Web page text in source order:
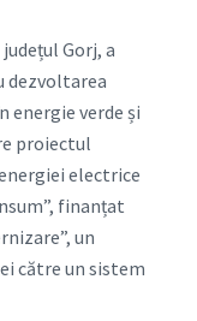
Gorj, a
dezvoltarea
energie verde și
proiectul
electrice
finanțat
un
către un sistem